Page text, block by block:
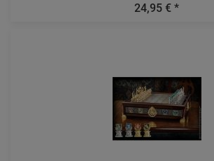
24,95 € *